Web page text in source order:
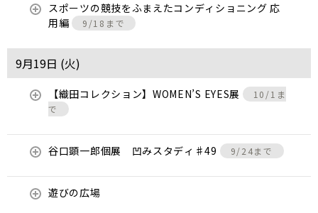
スポーツの競技をふまえたコンディショニング 応
用編
9/18まで
9月19日 (火)
【織田コレクション】WOMEN’S EYES展
10/1ま
で
谷口顕一郎個展 凹みスタディ♯49 9/24まで
遊びの広場